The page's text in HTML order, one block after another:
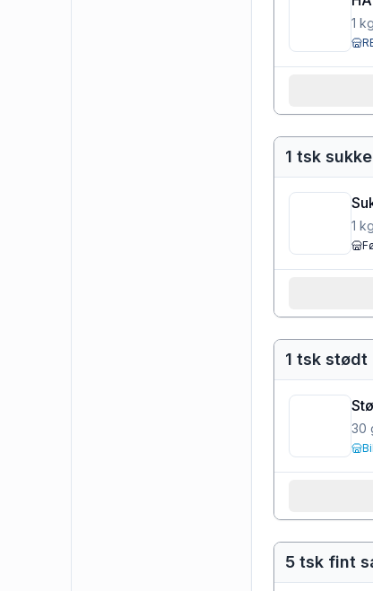
1 kg
1 tsk
1 kg
1 tsk stødt
30
5 tsk fint